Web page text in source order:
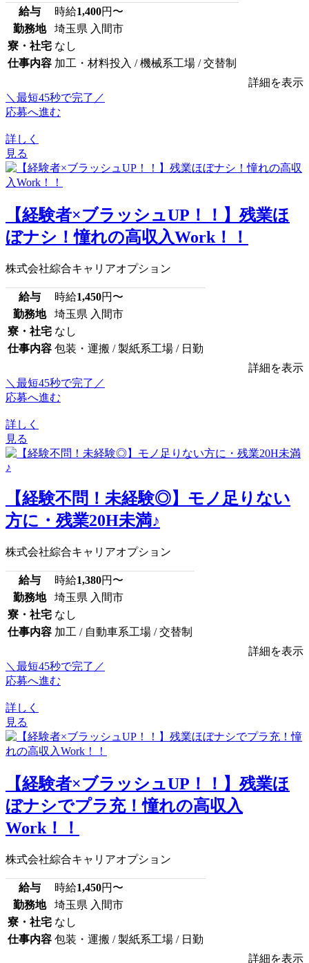
給与 時給1,400円〜
勤務地
埼玉県 入間市
寮・社宅 なし
仕事内容 加工・材料投入 / 機械系工場 / 交替制
詳細を表示
＼最短45秒で完了／
応募へ進む
詳しく
見る
【経験者×ブラッシュUP！！】残業ほ
ぼナシ！憧れの高収入Work！！
株式会社綜合キャリアオプション
給与 時給1,450円〜
勤務地
埼玉県 入間市
寮・社宅 なし
仕事内容 包装・運搬 / 製紙系工場 / 日勤
詳細を表示
＼最短45秒で完了／
応募へ進む
詳しく
見る
【経験不問！未経験◎】モノ足りない
方に・残業20H未満♪
株式会社綜合キャリアオプション
給与 時給1,380円〜
勤務地
埼玉県 入間市
寮・社宅 なし
仕事内容 加工 / 自動車系工場 / 交替制
詳細を表示
＼最短45秒で完了／
応募へ進む
詳しく
見る
【経験者×ブラッシュUP！！】残業ほ
ぼナシでプラ充！憧れの高収入
Work！！
株式会社綜合キャリアオプション
給与 時給1,450円〜
勤務地
埼玉県 入間市
寮・社宅 なし
仕事内容 包装・運搬 / 製紙系工場 / 日勤
詳細を表示